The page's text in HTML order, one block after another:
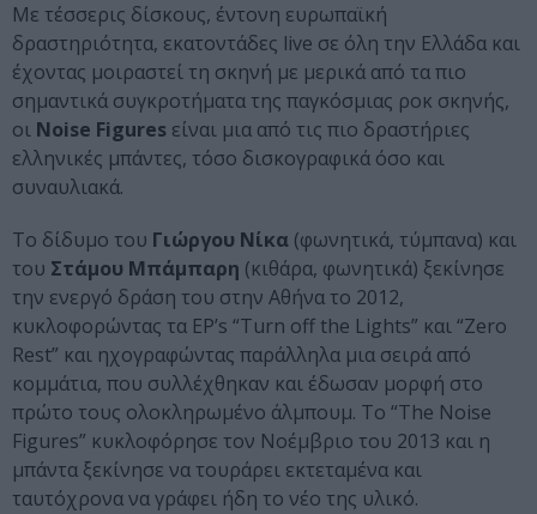
Με τέσσερις δίσκους, έντονη ευρωπαϊκή
δραστηριότητα, εκατοντάδες live σε όλη την Ελλάδα και
έχοντας μοιραστεί τη σκηνή με μερικά από τα πιο
σημαντικά συγκροτήματα της παγκόσμιας ροκ σκηνής,
οι Noise Figures είναι μια από τις πιο δραστήριες
ελληνικές μπάντες, τόσο δισκογραφικά όσο και
συναυλιακά.
Το δίδυμο του Γιώργου Νίκα (φωνητικά, τύμπανα) και
του Στάμου Μπάμπαρη (κιθάρα, φωνητικά) ξεκίνησε
την ενεργό δράση του στην Αθήνα το 2012,
κυκλοφορώντας τα EP’s “Turn off the Lights” και “Zero
Rest” και ηχογραφώντας παράλληλα μια σειρά από
κομμάτια, που συλλέχθηκαν και έδωσαν μορφή στο
πρώτο τους ολοκληρωμένο άλμπουμ. Το “The Noise
Figures” κυκλοφόρησε τον Νοέμβριο του 2013 και η
μπάντα ξεκίνησε να τουράρει εκτεταμένα και
ταυτόχρονα να γράφει ήδη το νέο της υλικό.